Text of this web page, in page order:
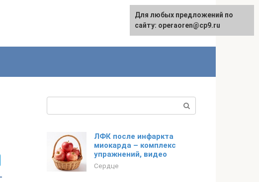
ЛФК после инфаркта
миокарда – комплекс
упражнений, видео
Сердце
Для любых предложений по
сайту: operaoren@cp9.ru